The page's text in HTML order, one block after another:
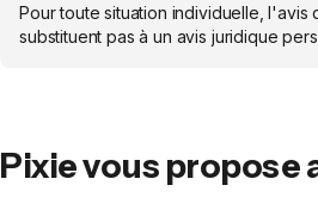
Pour toute situation individuelle,
substituent pas à un avis juridique
Pixie vous propose